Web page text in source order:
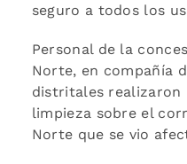
seguro a todos los
Personal de la
Norte, en compañía
distritales realizaron
limpieza sobre el
Norte que se vio